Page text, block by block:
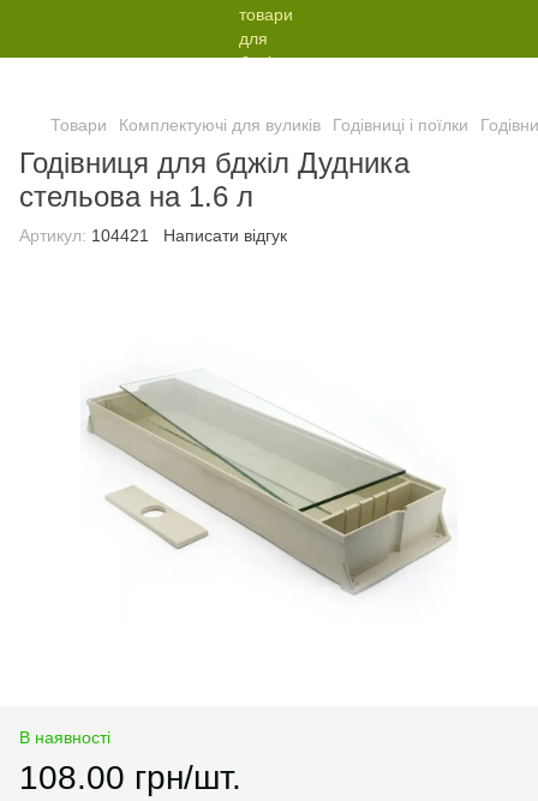
Товари Комплектуючі для вуликів Годівниці і поїлки
Годівниця для бджіл Дудника
стельова на 1.6 л
Артикул: 104421 Написати відгук
В наявності
108.00 грн/шт.